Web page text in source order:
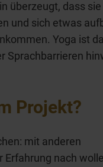
überzeugt, dass
und sich etwas
Yoga ist
Sprachbarrieren
Projekt?
mit anderen
nach